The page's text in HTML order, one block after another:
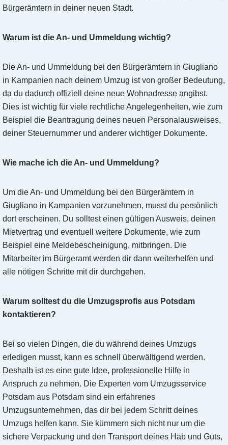
Bürgerämtern in deiner neuen Stadt.
Warum ist die An- und Ummeldung wichtig?
Die An- und Ummeldung bei den Bürgerämtern in Giugliano
in Kampanien nach deinem Umzug ist von großer Bedeutung,
da du dadurch offiziell deine neue Wohnadresse angibst.
Dies ist wichtig für viele rechtliche Angelegenheiten, wie zum
Beispiel die Beantragung deines neuen Personalausweises,
deiner Steuernummer und anderer wichtiger Dokumente.
Wie mache ich die An- und Ummeldung?
Um die An- und Ummeldung bei den Bürgerämtern in
Giugliano in Kampanien vorzunehmen, musst du persönlich
dort erscheinen. Du solltest einen gültigen Ausweis, deinen
Mietvertrag und eventuell weitere Dokumente, wie zum
Beispiel eine Meldebescheinigung, mitbringen. Die
Mitarbeiter im Bürgeramt werden dir dann weiterhelfen und
alle nötigen Schritte mit dir durchgehen.
Warum solltest du die Umzugsprofis aus Potsdam
kontaktieren?
Bei so vielen Dingen, die du während deines Umzugs
erledigen musst, kann es schnell überwältigend werden.
Deshalb ist es eine gute Idee, professionelle Hilfe in
Anspruch zu nehmen. Die Experten vom Umzugsservice
Potsdam aus Potsdam sind ein erfahrenes
Umzugsunternehmen, das dir bei jedem Schritt deines
Umzugs helfen kann. Sie kümmern sich nicht nur um die
sichere Verpackung und den Transport deines Hab und Guts,